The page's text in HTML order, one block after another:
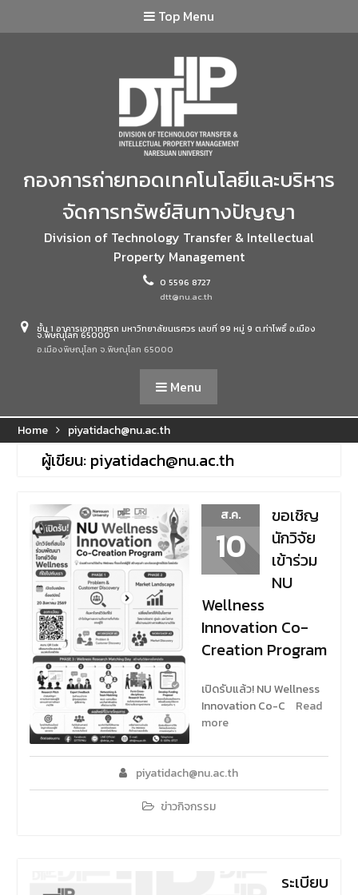
Top Menu
กองการถ่ายทอดเทคโนโลยีและบริหาร
จัดการทรัพย์สินทางปัญญา
Division of Technology Transfer & Intellectual
Property Management
0 5596 8727
dtt@nu.ac.th
ชั้น 1 อาคารเอกาทศรถ มหาวิทยาลัยนเรศวร เลขที่ 99 หมู่ 9 ต.ท่าโพธิ์ อ.เมือง
จ.พิษณุโลก 65000
อ.เมืองพิษณุโลก จ.พิษณุโลก 65000
Menu
Home piyatidach@nu.ac.th
ผู้เขียน: piyatidach@nu.ac.th
ส.ค.
10
ขอเชิญ
นักวิจัย
เข้าร่วม
NU
Wellness
Innovation Co-
Creation Program
piyatidach@nu.ac.th
ข่าวกิจกรรม
เปิดรับแล้ว! NU Wellness
Innovation Co-C
Read
more
ระเบียบ